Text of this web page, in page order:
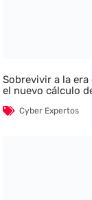
Sobrevivir a la
el nuevo cálculo
Cyber Expertos